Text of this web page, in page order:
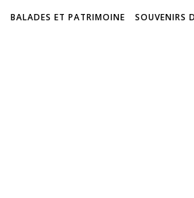
BALADES ET PATRIMOINE SOUVENIRS